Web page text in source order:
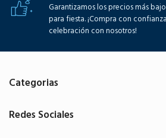
Garantizamos los precios más
para fiesta. ¡Compra con
celebración con nosotros!
Categorias
Redes Sociales